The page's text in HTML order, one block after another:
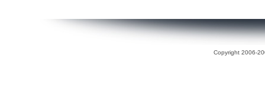
Copyright 2006-